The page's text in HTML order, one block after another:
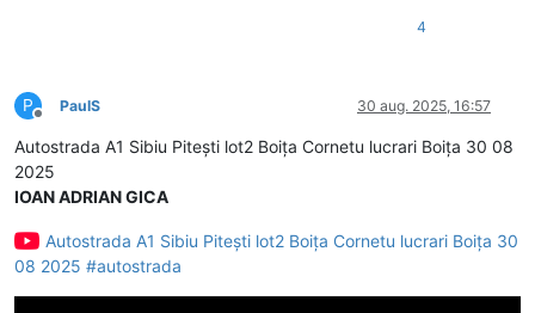
4
P
Deconectat
PaulS 30 aug. 2025, 16:57
Autostrada A1 Sibiu Pitești lot2 Boița Cornetu lucrari Boița 30 08
2025
IOAN ADRIAN GICA
Autostrada A1 Sibiu Pitești lot2 Boița Cornetu lucrari Boița 30
08 2025 #autostrada